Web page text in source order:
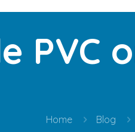
PVC
Home Blog